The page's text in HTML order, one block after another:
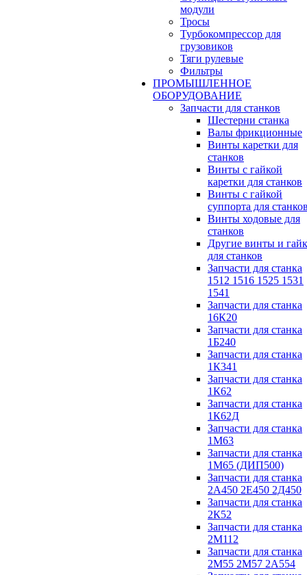
модули
Тросы
Турбокомпрессор для
грузовиков
Тяги рулевые
Фильтры
ПРОМЫШЛЕННОЕ
ОБОРУДОВАНИЕ
Запчасти для станков
Шестерни станка
Валы фрикционные
Винты каретки для
станков
Винты с гайкой
каретки для станков
Винты с гайкой
суппорта для
Винты ходовые для
станков
Другие винты и
для станков
Запчасти для станка
1512 1516 1525 1531
1541
Запчасти для станка
16К20
Запчасти для станка
1Б240
Запчасти для станка
1К341
Запчасти для станка
1К62
Запчасти для станка
1К62Д
Запчасти для станка
1М63
Запчасти для станка
1М65 (ДИП500)
Запчасти для станка
2А450 2Е450 2Д450
Запчасти для станка
2К52
Запчасти для станка
2М112
Запчасти для станка
2М55 2М57 2А554